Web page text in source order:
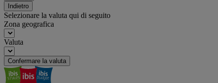
Indietro
Selezionare la valuta qui di seguito
Zona geografica
Valuta
Confermare la valuta